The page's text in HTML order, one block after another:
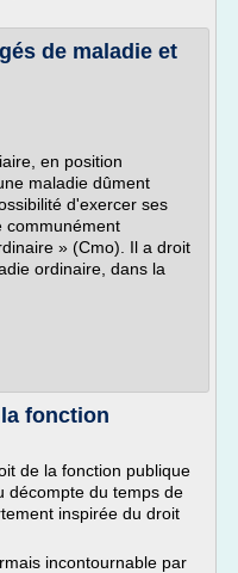
de maladie et
en position
maladie dûment
d'exercer ses
communément
» (Cmo). Il a droit
ordinaire, dans la
fonction
de la fonction publique
décompte du temps de
inspirée du droit
incontournable par